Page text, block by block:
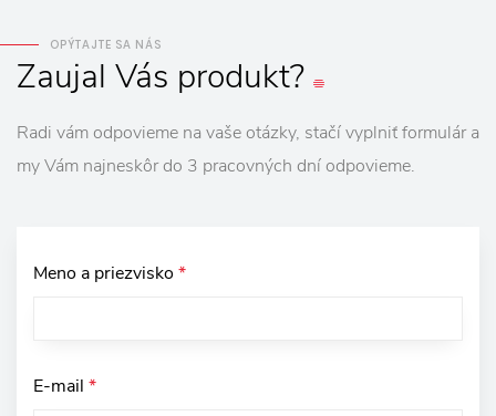
OPÝTAJTE SA NÁS
Zaujal Vás produkt?
Radi vám odpovieme na vaše otázky, stačí vyplniť formulár a
my Vám najneskôr do 3 pracovných dní odpovieme.
Meno a priezvisko *
E-mail *